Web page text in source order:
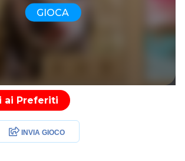
GIOCA
ai Preferiti
INVIA GIOCO